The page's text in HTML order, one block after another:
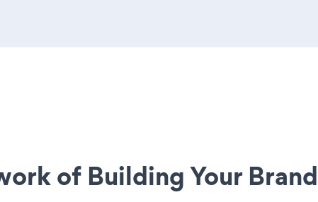
of Building Your Brand